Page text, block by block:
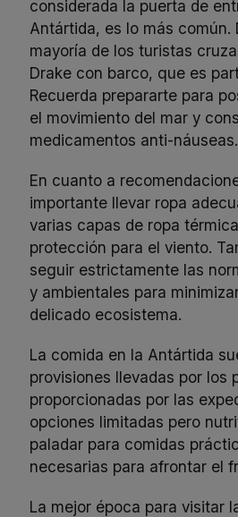
considerada la puerta de
Antártida, es lo más común.
mayoría de los turistas
Drake con barco, que es
Recuerda prepararte para
el movimiento del mar y
medicamentos anti-náuseas.
En cuanto a
importante llevar ropa
varias capas de ropa
protección para el viento.
seguir estrictamente las
y ambientales para
delicado ecosistema.
La comida en la Antártida
provisiones llevadas por los
proporcionadas por las
opciones limitadas pero
paladar para comidas
necesarias para afrontar el
La mejor época para visitar